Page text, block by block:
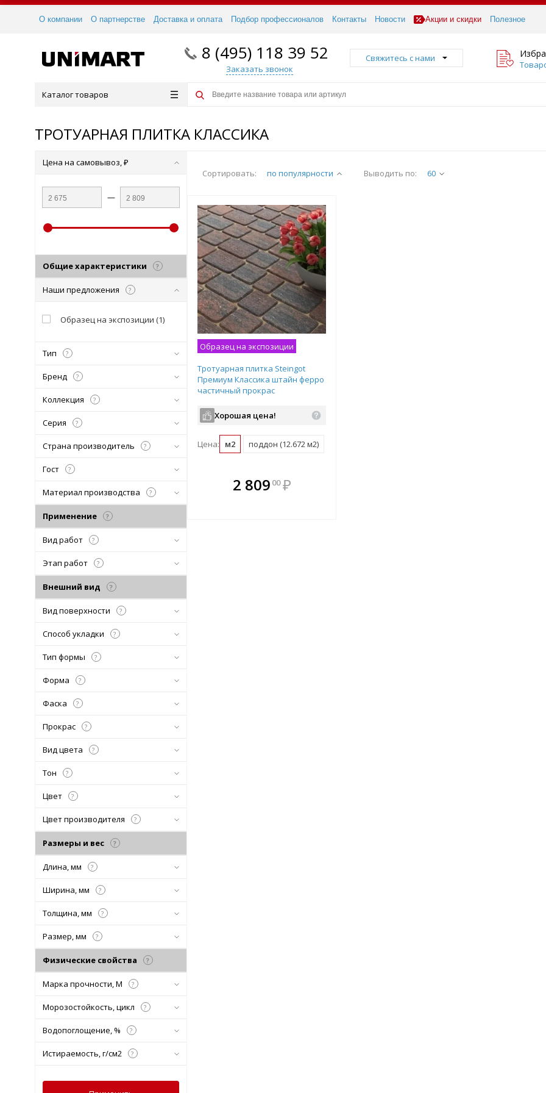
О компании О партнерстве Доставка и оплата Подбор профессионалов Контакты Новости Акции и скидки Полезное
8 (495) 118 39 52
Заказать звонок
Свяжитесь с нами
Каталог товаров
ТРОТУАРНАЯ ПЛИТКА КЛАССИКА
Сортировать: по популярности Выводить по: 60
Образец на экспозиции
Тротуарная плитка Steingot
Премиум Классика штайн ферро
частичный прокрас
Хорошая цена!
Цена: м2 поддон (12.672 м2)
всегда выгоднее!
Подобрать комплект
2 809 00 ₽
Цена на самовывоз, ₽
—
Общие характеристики ?
Наши предложения ?
Образец на экспозиции (1)
Тип ?
Бренд ?
Коллекция ?
Серия ?
Страна производитель ?
Гост ?
Материал производства ?
Применение ?
Вид работ ?
Этап работ ?
Внешний вид ?
Вид поверхности ?
Способ укладки ?
Тип формы ?
Форма ?
Фаска ?
Прокрас ?
Вид цвета ?
Тон ?
Цвет ?
Цвет производителя ?
Размеры и вес ?
Длина, мм ?
Ширина, мм ?
Толщина, мм ?
Размер, мм ?
Физические свойства ?
Марка прочности, М ?
Морозостойкость, цикл ?
Водопоглощение, % ?
Истираемость, г/см2 ?